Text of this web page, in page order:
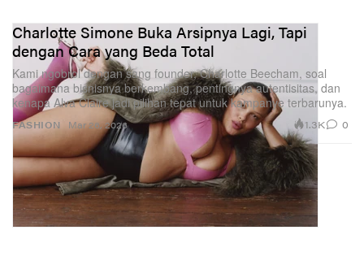
FASHION
Charlotte Simone Buka Arsipnya Lagi, Tapi
dengan Cara yang Beda Total
Kami ngobrol dengan sang founder, Charlotte Beecham, soal
bagaimana bisnisnya berkembang, pentingnya autentisitas, dan
kenapa Alva Claire jadi pilihan tepat untuk kampanye terbarunya.
Mar 26, 2026 1.3K 0